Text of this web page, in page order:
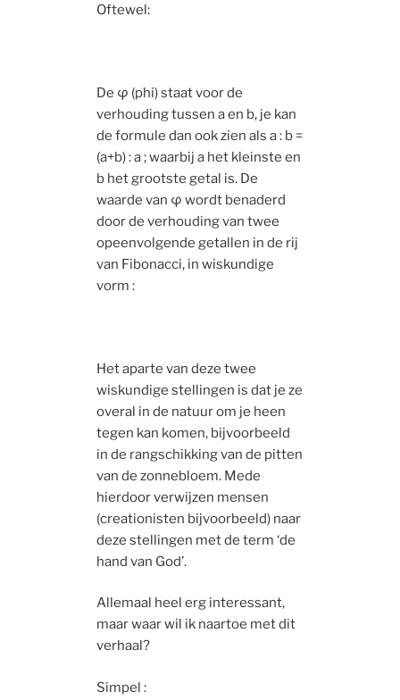
Oftewel:
De φ (phi) staat voor de
verhouding tussen a en b, je kan
de formule dan ook zien als a : b =
(a+b) : a ; waarbij a het kleinste en
b het grootste getal is. De
waarde van φ wordt benaderd
door de verhouding van twee
opeenvolgende getallen in de rij
van Fibonacci, in wiskundige
vorm :
Het aparte van deze twee
wiskundige stellingen is dat je ze
overal in de natuur om je heen
tegen kan komen, bijvoorbeeld
in de rangschikking van de pitten
van de zonnebloem. Mede
hierdoor verwijzen mensen
(creationisten bijvoorbeeld) naar
deze stellingen met de term ‘de
hand van God’.
Allemaal heel erg interessant,
maar waar wil ik naartoe met dit
verhaal?
Simpel :